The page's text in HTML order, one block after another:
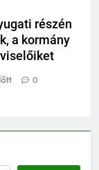
részén
a kormány
0